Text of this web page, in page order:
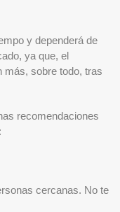
y dependerá de
ya que, el
más, sobre todo, tras
recomendaciones
cercanas. No te